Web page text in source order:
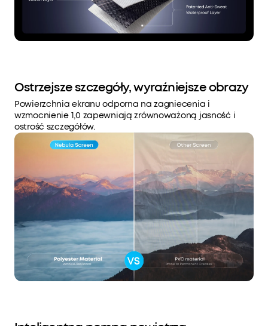
Ostrzejsze szczegóły, wyraźniejsze obrazy
Powierzchnia ekranu odporna na zagniecenia i
wzmocnienie 1,0 zapewniają zrównoważoną jasność i
ostrość szczegółów.